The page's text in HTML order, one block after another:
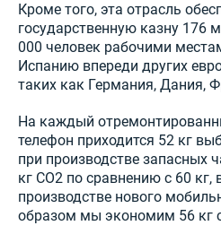
Кроме того, эта отрасль
государственную казну 176
000 человек рабочими
Испанию впереди других
таких как Германия, Дания,
На каждый
телефон приходится 52 кг
при производстве запасных
кг CO2 по сравнению с 60
производстве нового
образом мы экономим 56 кг